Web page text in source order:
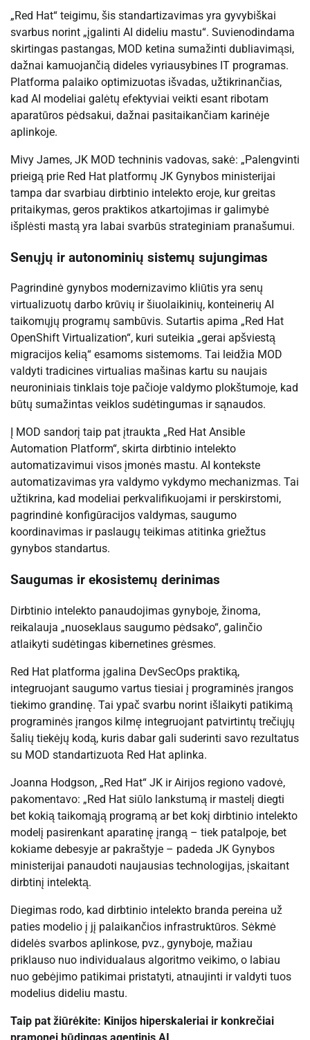
„Red Hat“ teigimu, šis standartizavimas yra gyvybiškai
svarbus norint „įgalinti AI dideliu mastu“. Suvienodindama
skirtingas pastangas, MOD ketina sumažinti dubliavimąsi,
dažnai kamuojančią dideles vyriausybines IT programas.
Platforma palaiko optimizuotas išvadas, užtikrinančias,
kad AI modeliai galėtų efektyviai veikti esant ribotam
aparatūros pėdsakui, dažnai pasitaikančiam karinėje
aplinkoje.
Mivy James, JK MOD techninis vadovas, sakė: „Palengvinti
prieigą prie Red Hat platformų JK Gynybos ministerijai
tampa dar svarbiau dirbtinio intelekto eroje, kur greitas
pritaikymas, geros praktikos atkartojimas ir galimybė
išplėsti mastą yra labai svarbūs strateginiam pranašumui.
Senųjų ir autonominių sistemų sujungimas
Pagrindinė gynybos modernizavimo kliūtis yra senų
virtualizuotų darbo krūvių ir šiuolaikinių, konteinerių AI
taikomųjų programų sambūvis. Sutartis apima „Red Hat
OpenShift Virtualization“, kuri suteikia „gerai apšviestą
migracijos kelią“ esamoms sistemoms. Tai leidžia MOD
valdyti tradicines virtualias mašinas kartu su naujais
neuroniniais tinklais toje pačioje valdymo plokštumoje, kad
būtų sumažintas veiklos sudėtingumas ir sąnaudos.
Į MOD sandorį taip pat įtraukta „Red Hat Ansible
Automation Platform“, skirta dirbtinio intelekto
automatizavimui visos įmonės mastu. AI kontekste
automatizavimas yra valdymo vykdymo mechanizmas. Tai
užtikrina, kad modeliai perkvalifikuojami ir perskirstomi,
pagrindinė konfigūracijos valdymas, saugumo
koordinavimas ir paslaugų teikimas atitinka griežtus
gynybos standartus.
Saugumas ir ekosistemų derinimas
Dirbtinio intelekto panaudojimas gynyboje, žinoma,
reikalauja „nuoseklaus saugumo pėdsako“, galinčio
atlaikyti sudėtingas kibernetines grėsmes.
Red Hat platforma įgalina DevSecOps praktiką,
integruojant saugumo vartus tiesiai į programinės įrangos
tiekimo grandinę. Tai ypač svarbu norint išlaikyti patikimą
programinės įrangos kilmę integruojant patvirtintų trečiųjų
šalių tiekėjų kodą, kuris dabar gali suderinti savo rezultatus
su MOD standartizuota Red Hat aplinka.
Joanna Hodgson, „Red Hat“ JK ir Airijos regiono vadovė,
pakomentavo: „Red Hat siūlo lankstumą ir mastelį diegti
bet kokią taikomąją programą ar bet kokį dirbtinio intelekto
modelį pasirenkant aparatinę įrangą – tiek patalpoje, bet
kokiame debesyje ar pakraštyje – padeda JK Gynybos
ministerijai panaudoti naujausias technologijas, įskaitant
dirbtinį intelektą.
Diegimas rodo, kad dirbtinio intelekto branda pereina už
paties modelio į jį palaikančios infrastruktūros. Sėkmė
didelės svarbos aplinkose, pvz., gynyboje, mažiau
priklauso nuo individualaus algoritmo veikimo, o labiau
nuo gebėjimo patikimai pristatyti, atnaujinti ir valdyti tuos
modelius dideliu mastu.
Taip pat žiūrėkite: Kinijos hiperskaleriai ir konkrečiai